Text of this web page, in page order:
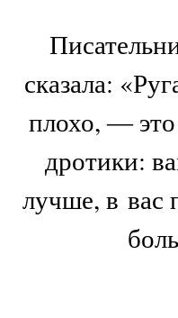
сказала:
плохо, ― это
дротики:
лучше, в вас